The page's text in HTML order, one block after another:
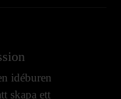
idéburen
skapa ett